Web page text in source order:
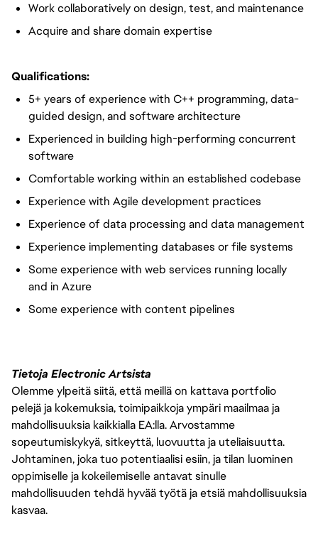
Work collaboratively on design, test, and maintenance
Acquire and share domain expertise
Qualifications:
5+ years of experience with C++ programming, data-
guided design, and software architecture
Experienced in building high-performing concurrent
software
Comfortable working within an established codebase
Experience with Agile development practices
Experience of data processing and data management
Experience implementing databases or file systems
Some experience with web services running locally
and in Azure
Some experience with content pipelines
Tietoja Electronic Artsista
Olemme ylpeitä siitä, että meillä on kattava portfolio
pelejä ja kokemuksia, toimipaikkoja ympäri maailmaa ja
mahdollisuuksia kaikkialla EA:lla. Arvostamme
sopeutumiskykyä, sitkeyttä, luovuutta ja uteliaisuutta.
Johtaminen, joka tuo potentiaalisi esiin, ja tilan luominen
oppimiselle ja kokeilemiselle antavat sinulle
mahdollisuuden tehdä hyvää työtä ja etsiä mahdollisuuksia
kasvaa.